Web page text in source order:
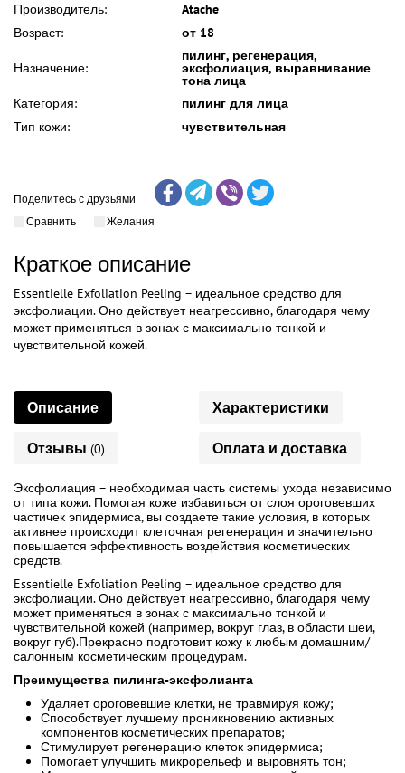
Производитель:
Atache
Возраст:
от 18
Назначение:
пилинг, регенерация,
эксфолиация, выравнивание
тона лица
Категория:
пилинг для лица
Тип кожи:
чувствительная
Поделитесь с друзьями
Сравнить
Желания
Краткое описание
Essentielle Exfoliation Peeling – идеальное средство для
эксфолиации. Оно действует неагрессивно, благодаря чему
может применяться в зонах с максимально тонкой и
чувствительной кожей.
Описание Характеристики
Отзывы (0) Оплата и доставка
Эксфолиация – необходимая часть системы ухода независимо
от типа кожи. Помогая коже избавиться от слоя ороговевших
частичек эпидермиса, вы создаете такие условия, в которых
активнее происходит клеточная регенерация и значительно
повышается эффективность воздействия косметических
средств.
Essentielle Exfoliation Peeling – идеальное средство для
эксфолиации. Оно действует неагрессивно, благодаря чему
может применяться в зонах с максимально тонкой и
чувствительной кожей (например, вокруг глаз, в области шеи,
вокруг губ).Прекрасно подготовит кожу к любым домашним/
салонным косметическим процедурам.
Преимущества пилинга-эксфолианта
Удаляет ороговевшие клетки, не травмируя кожу;
Способствует лучшему проникновению активных
компонентов косметических препаратов;
Стимулирует регенерацию клеток эпидермиса;
Помогает улучшить микрорельеф и выровнять тон;